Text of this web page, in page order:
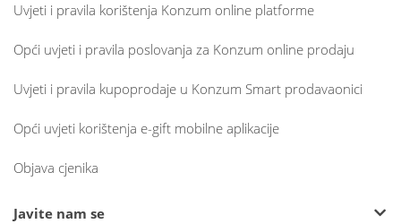
Uvjeti i pravila korištenja Konzum online platforme
Opći uvjeti i pravila poslovanja za Konzum online prodaju
Uvjeti i pravila kupoprodaje u Konzum Smart prodavaonici
Opći uvjeti korištenja e-gift mobilne aplikacije
Objava cjenika
Javite nam se